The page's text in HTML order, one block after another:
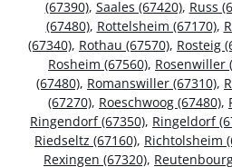
(67390), Saales (67420), Russ
(67480), Rottelsheim (67170),
(67340), Rothau (67570), Rosteig
Rosheim (67560), Rosenwiller
(67480), Romanswiller (67310),
(67270), Roeschwoog (67480),
Ringendorf (67350), Ringeldorf
Riedseltz (67160), Richtolsheim
Rexingen (67320),